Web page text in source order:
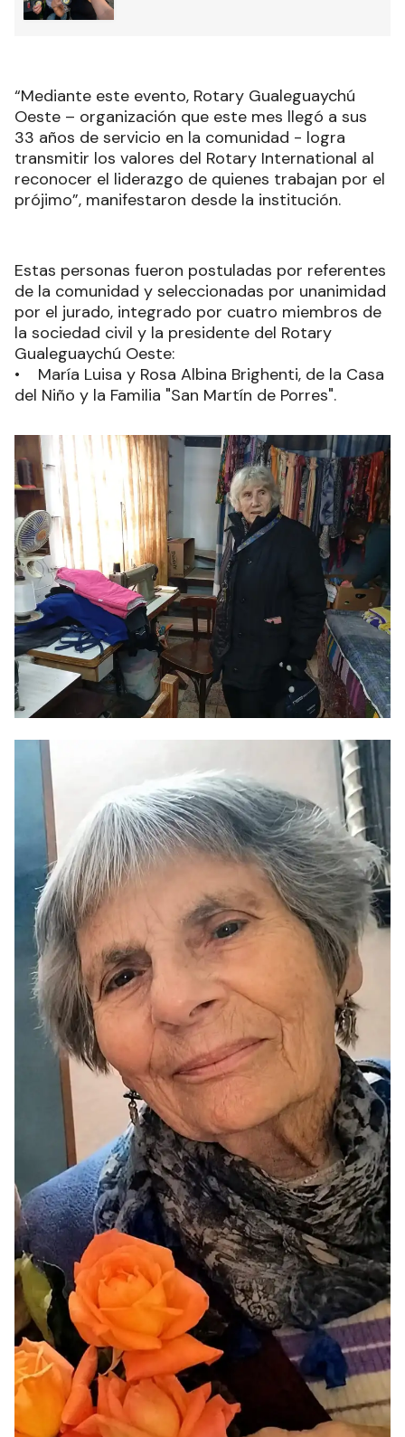
“Mediante este evento, Rotary Gualeguaychú
Oeste – organización que este mes llegó a sus
33 años de servicio en la comunidad - logra
transmitir los valores del Rotary International al
reconocer el liderazgo de quienes trabajan por el
prójimo”, manifestaron desde la institución.
Estas personas fueron postuladas por referentes
de la comunidad y seleccionadas por unanimidad
por el jurado, integrado por cuatro miembros de
la sociedad civil y la presidente del Rotary
Gualeguaychú Oeste:
• María Luisa y Rosa Albina Brighenti, de la Casa
del Niño y la Familia "San Martín de Porres".